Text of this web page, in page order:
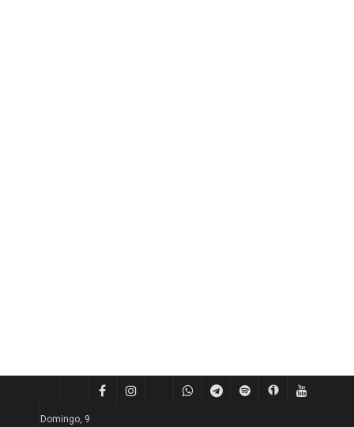
Domingo, 9